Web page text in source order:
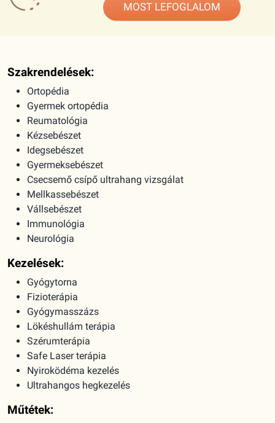
MOST LEFOGLALOM
Szakrendelések:
Ortopédia
Gyermek ortopédia
Reumatológia
Kézsebészet
Idegsebészet
Gyermeksebészet
Csecsemő csípő ultrahang vizsgálat
Mellkassebészet
Vállsebészet
Immunológia
Neurológia
Kezelések:
Gyógytorna
Fizioterápia
Gyógymasszázs
Lökéshullám terápia
Szérumterápia
Safe Laser terápia
Nyiroködéma kezelés
Ultrahangos hegkezelés
Műtétek: